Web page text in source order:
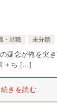
・就職 未分類
疑念が俺を突
＋ち […]
続きを読む